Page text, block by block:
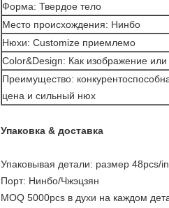
Форма: Твердое тело
Место происхождения: Нинбо
Нюхи: Customize приемлемо
Color&Design: Как изображение или
Преимущество:
цена и сильный нюх
Упаковка & доставка
Упаковывая детали: размер 48pcs/
Порт: Нинбо/Чжэцзян
MOQ 5000pcs в духи на каждом